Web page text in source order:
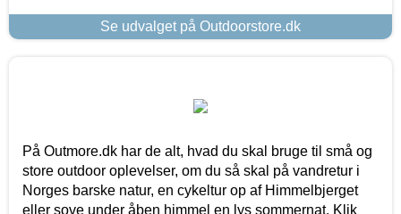
Se udvalget på Outdoorstore.dk
På Outmore.dk har de alt, hvad du skal bruge til små og
store outdoor oplevelser, om du så skal på vandretur i
Norges barske natur, en cykeltur op af Himmelbjerget
eller sove under åben himmel en lys sommernat. Klik